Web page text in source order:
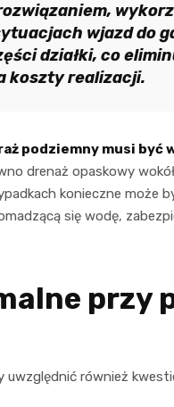
wjazd do
działki, co
koszty realizacji.
podziemny musi być
drenaż opaskowy
konieczne może
się wodę,
przy
uwzględnić również